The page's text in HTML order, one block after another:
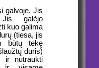
galvoje. Jis
galėjo
kuo galima
(tiesa, jis
būtų tekę
duris)
nutraukti